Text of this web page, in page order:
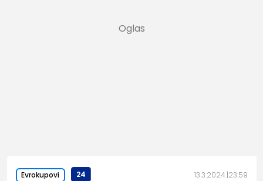
Evrokupovi 24 13.3.2024. 23:59